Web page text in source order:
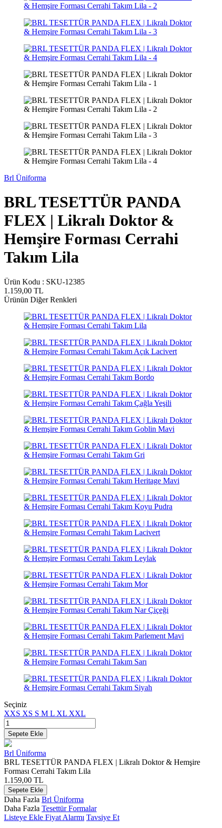
Brl Üniforma
BRL TESETTÜR PANDA
FLEX | Likralı Doktor &
Hemşire Forması Cerrahi
Takım Lila
Ürün Kodu : SKU-12385
1.159,00 TL
Ürünün Diğer Renkleri
Seçiniz
XXS XS S M L XL XXL
Sepete Ekle
Brl Üniforma
BRL TESETTÜR PANDA FLEX | Likralı Doktor & Hemşire
Forması Cerrahi Takım Lila
1.159,00 TL
Sepete Ekle
Daha Fazla Brl Üniforma
Daha Fazla Tesettür Formalar
Listeye Ekle Fiyat Alarmı Tavsiye Et